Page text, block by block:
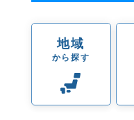
地域
から探す